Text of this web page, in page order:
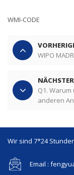
WMI-CODE
WIPO
Q1.
anderen
Wir sind 7*24
Email :